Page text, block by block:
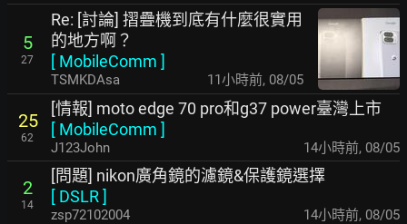
5
27
Re: [討論] 摺疊機到底有什麼很實用
的地方啊？
[ MobileComm ]
TSMKDAsa 11小時前, 08/05
25
62
[情報] moto edge 70 pro和g37 power臺灣上市
[ MobileComm ]
J123John 14小時前, 08/05
2
14
[問題] nikon廣角鏡的濾鏡&保護鏡選擇
[ DSLR]
zsp72102004 14小時前, 08/05